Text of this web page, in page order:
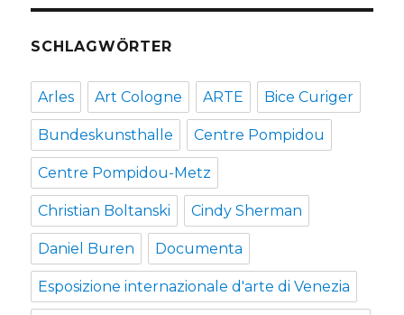
SCHLAGWÖRTER
Arles Art Cologne ARTE Bice Curiger
Bundeskunsthalle Centre Pompidou
Centre Pompidou-Metz
Christian Boltanski Cindy Sherman
Daniel Buren Documenta
Esposizione internazionale d'arte di Venezia